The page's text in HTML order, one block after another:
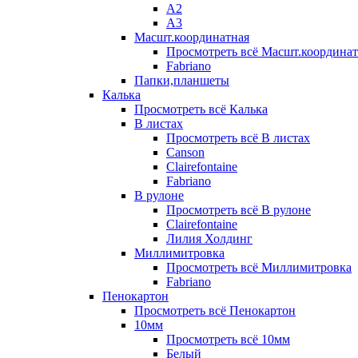
А2
А3
Масшт.координатная
Просмотреть всё
Fabriano
Папки,планшеты
Калька
Просмотреть всё Калька
В листах
Просмотреть всё В листах
Canson
Clairefontaine
Fabriano
В рулоне
Просмотреть всё В рулоне
Clairefontaine
Лилия Холдинг
Миллимитровка
Просмотреть всё Миллимитровка
Fabriano
Пенокартон
Просмотреть всё Пенокартон
10мм
Просмотреть всё 10мм
Белый